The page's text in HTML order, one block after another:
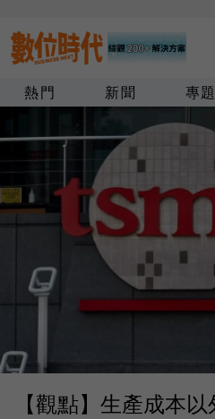
熱門 新聞 專題
【觀點】生產成本